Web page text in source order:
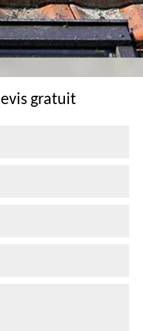
gratuit